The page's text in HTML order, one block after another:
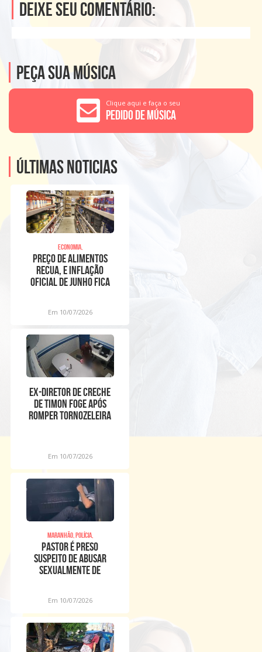
Deixe seu comentário:
Peça sua música
Clique aqui e faça o seu
Pedido de Música
Últimas noticias
Economia,
Preço de alimentos
recua, e inflação
oficial de junho fica
Em 10/07/2026
Ex-diretor de creche
de Timon foge após
romper tornozeleira
Em 10/07/2026
Maranhão, Polícia,
Pastor é preso
suspeito de abusar
sexualmente de
Em 10/07/2026